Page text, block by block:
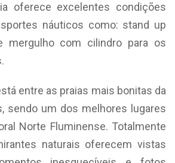
oferece excelentes condições
náuticos como: stand up
mergulho com cilindro para os
entre as praias mais bonitas da
sendo um dos melhores lugares
Norte Fluminense. Totalmente
naturais oferecem vistas